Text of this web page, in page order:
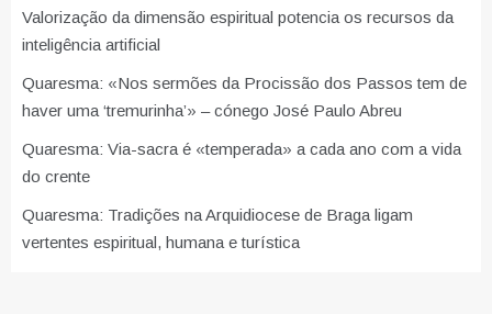
Valorização da dimensão espiritual potencia os recursos da
inteligência artificial
Quaresma: «Nos sermões da Procissão dos Passos tem de
haver uma ‘tremurinha’» – cónego José Paulo Abreu
Quaresma: Via-sacra é «temperada» a cada ano com a vida
do crente
Quaresma: Tradições na Arquidiocese de Braga ligam
vertentes espiritual, humana e turística